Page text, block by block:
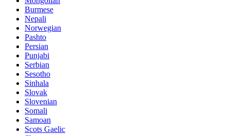
Burmese
Nepali
Norwegian
Pashto
Persian
Punjabi
Serbian
Sesotho
Sinhala
Slovak
Slovenian
Somali
Samoan
Scots Gaelic